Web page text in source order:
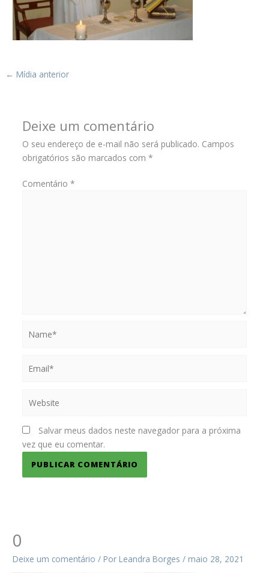
← Mídia anterior
Deixe um comentário
O seu endereço de e-mail não será publicado. Campos
obrigatórios são marcados com *
Comentário *
Salvar meus dados neste navegador para a próxima
vez que eu comentar.
0
Deixe um comentário / Por Leandra Borges/ maio 28, 2021